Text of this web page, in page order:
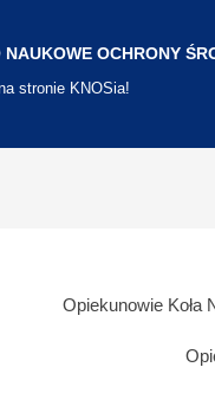
NAUKOWE OCHRONY
stronie KNOSia!
Opiekunowie Koła